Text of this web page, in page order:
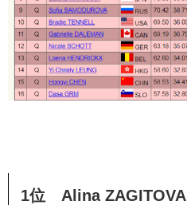
1位 Alina ZAGITOVA